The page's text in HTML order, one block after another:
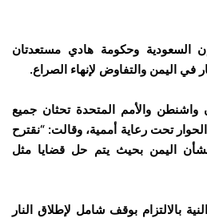
إن السعودية وحكومة هادي مستعدتان
في اليمن والتفاوض لإنهاء الصراع.
واشنطن والأمم المتحدة تحثان جميع
تحت رعاية أممية، وقالت: “نقترح
بشأن اليمن بحيث يتم حل قضايا مثل
بالالتزام بوقف شامل لإطلاق النار